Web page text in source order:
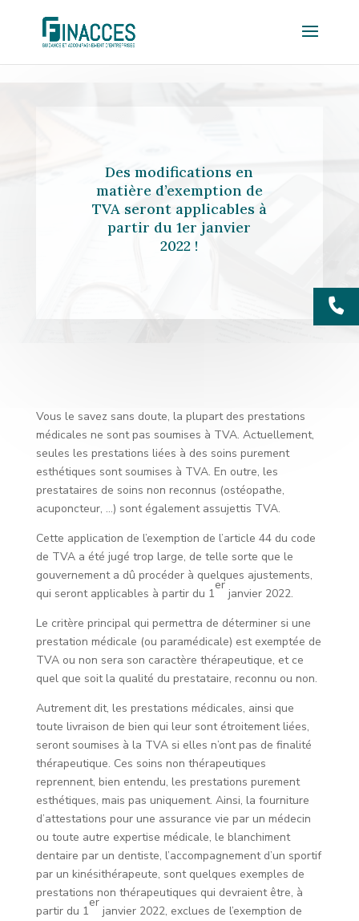
Des modifications en
matière d’exemption de
TVA seront applicables à
partir du 1er janvier
2022 !
Vous le savez sans doute, la plupart des prestations
médicales ne sont pas soumises à TVA. Actuellement,
seules les prestations liées à des soins purement
esthétiques sont soumises à TVA. En outre, les
prestataires de soins non reconnus (ostéopathe,
acuponcteur, …) sont également assujettis TVA.
Cette application de l’exemption de l’article 44 du code
de TVA a été jugé trop large, de telle sorte que le
gouvernement a dû procéder à quelques ajustements,
qui seront applicables à partir du 1
er
janvier 2022.
Le critère principal qui permettra de déterminer si une
prestation médicale (ou paramédicale) est exemptée de
TVA ou non sera son caractère thérapeutique, et ce
quel que soit la qualité du prestataire, reconnu ou non.
Autrement dit, les prestations médicales, ainsi que
toute livraison de bien qui leur sont étroitement liées,
seront soumises à la TVA si elles n’ont pas de finalité
thérapeutique. Ces soins non thérapeutiques
reprennent, bien entendu, les prestations purement
esthétiques, mais pas uniquement. Ainsi, la fourniture
d’attestations pour une assurance vie par un médecin
ou toute autre expertise médicale, le blanchiment
dentaire par un dentiste, l’accompagnement d’un sportif
par un kinésithérapeute, sont quelques exemples de
prestations non thérapeutiques qui devraient être, à
partir du 1
er
janvier 2022, exclues de l’exemption de